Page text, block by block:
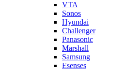
VTA
Sonos
Hyundai
Challenger
Panasonic
Marshall
Samsung
Esenses